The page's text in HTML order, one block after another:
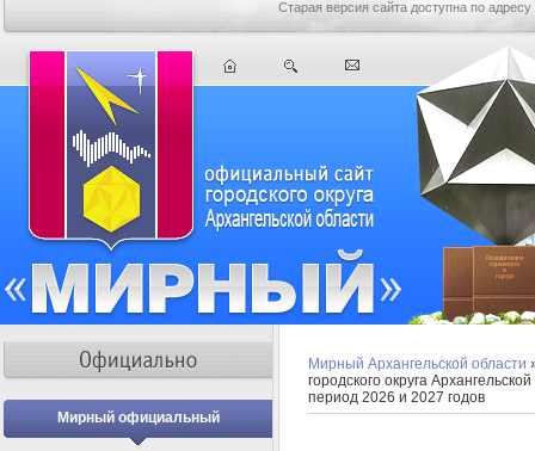
Старая версия сайта доступна по адресу
Мирный официальный
Мирный Архангельской области
городского округа
период 2026 и 2027 годов